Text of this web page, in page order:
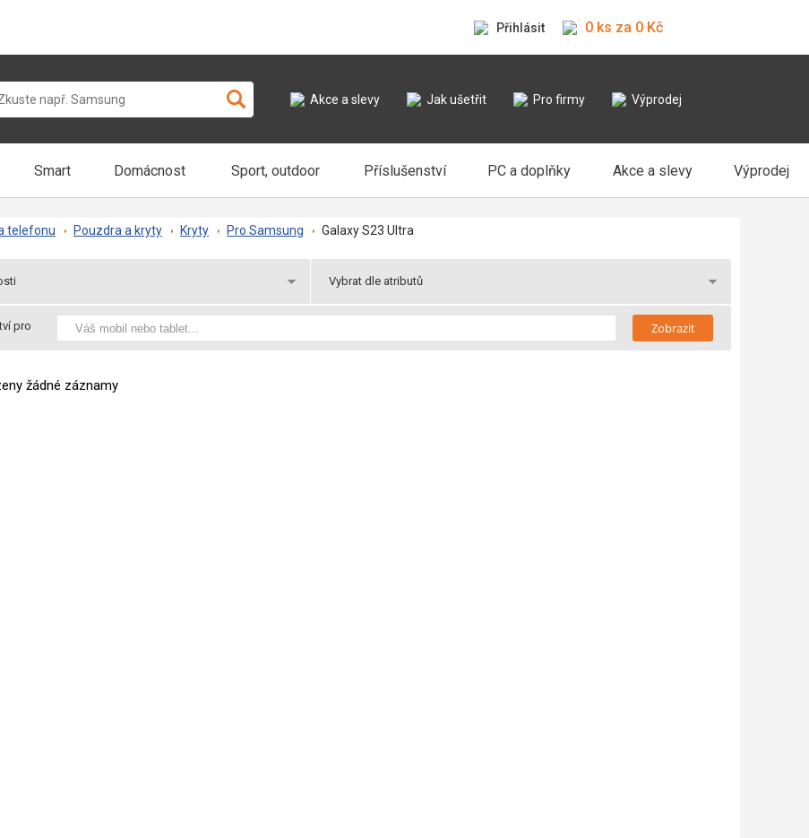
Přihlásit 0 ks za 0 Kč
Akce a slevy Jak ušetřit Pro firmy Výprodej
Smart Domácnost Sport, outdoor Příslušenství PC a doplňky Akce a slevy Výprodej
telefonu Pouzdra a kryty Kryty Pro Samsung Galaxy S23 Ultra
odběru
Praha 2 v útery k odběru
Vybrat dle atributů
Novinky
Akce
pro
žádné záznamy